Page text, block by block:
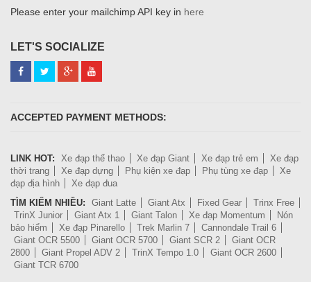
Please enter your mailchimp API key in here
LET'S SOCIALIZE
ACCEPTED PAYMENT METHODS:
LINK HOT: Xe đạp thể thao Xe đạp Giant Xe đạp trẻ em
Xe đạp
thời trang
Xe đạp dựng Phụ kiện xe đạp Phụ tùng xe đạp
Xe
đạp địa hình
Xe đạp đua
TÌM KIẾM NHIỀU:
Giant Latte Giant Atx Fixed Gear
Trinx Free
TrinX Junior
Giant Atx 1 Giant Talon Xe đạp Momentum
Nón
bảo hiểm
Xe đạp Pinarello Trek Marlin 7
Cannondale Trail 6
Giant OCR 5500
Giant OCR 5700 Giant SCR 2
Giant OCR
2800
Giant Propel ADV 2 TrinX Tempo 1.0
Giant OCR 2600
Giant TCR 6700